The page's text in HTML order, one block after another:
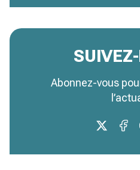
Abonnez-vous